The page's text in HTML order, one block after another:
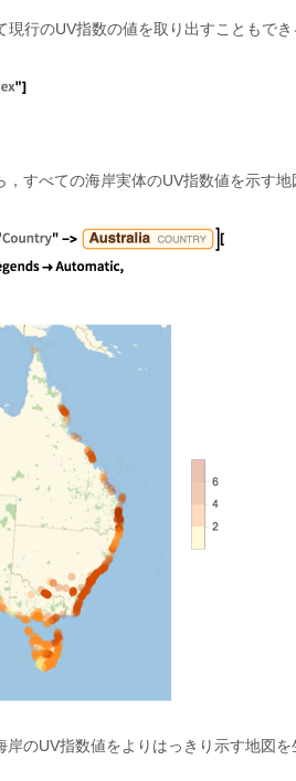
現行のUV指数の値を取り出すこともでき
すべての海岸実体のUV指数値を示す地
のUV指数値をよりはっきり示す地図